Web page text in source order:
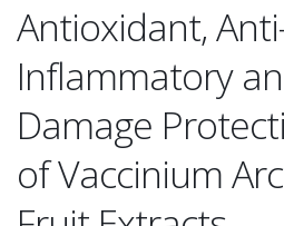
Antioxidant,
Inflammatory
Damage
of Vaccinium